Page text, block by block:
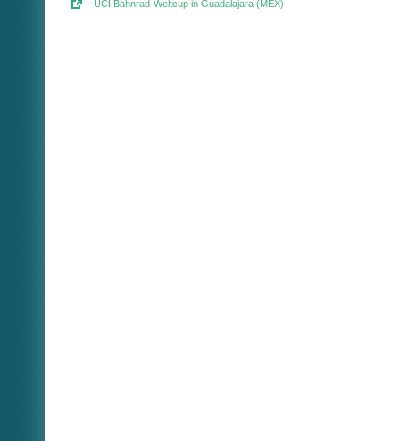
UCI Bahnrad-Weltcup in Guadalajara (MEX)